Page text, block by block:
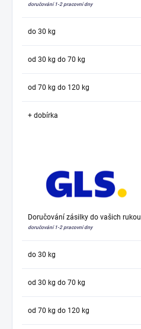
doručování 1-2 pracovní dny
do 30 kg
od 30 kg do 70 kg
od 70 kg do 120 kg
+ dobírka
Doručování zásilky do vašich rukou
doručování 1-2 pracovní dny
do 30 kg
od 30 kg do 70 kg
od 70 kg do 120 kg